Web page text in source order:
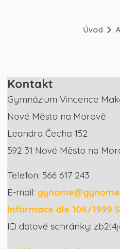
Úvod
Kontakt
Gymnázium Vincence
Nové Město na Moravě
Leandra Čecha 152
592 31 Nové Město na
Telefon: 566 617 243
E-mail:
Informace dle 106/1999
ID datové schránky: